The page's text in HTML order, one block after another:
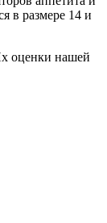
в размере 14 и
оценки нашей